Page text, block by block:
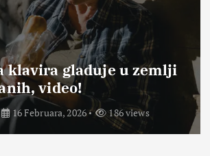
klavira gladuje u zemlji
video!
16 Februara, 2026 186 views